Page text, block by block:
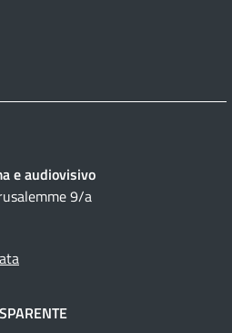
e audiovisivo
9/a